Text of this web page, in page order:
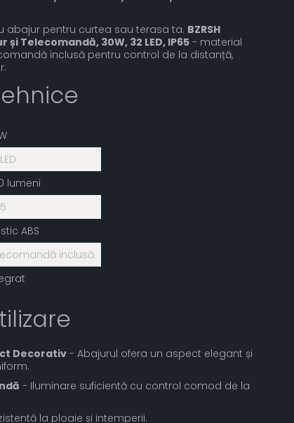
abajur pentru curtea sau terasa ta. BZRSH
și Telecomandă, 30W, 32 LED, IP65- material
inclusă pentru control de la distanță,
lumeni
ABS
inclusă
Decorativ- Abajurul ofera un aspect elegant și
- Iluminare suficientă cu control comod de la
la ploaie și intemperii.